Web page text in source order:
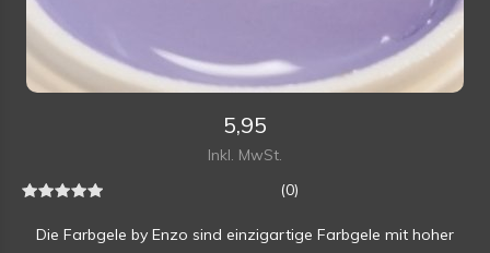
5,95
Inkl. MwSt.
(0)
Die Farbgele by Enzo sind einzigartige Farbgele mit hoher